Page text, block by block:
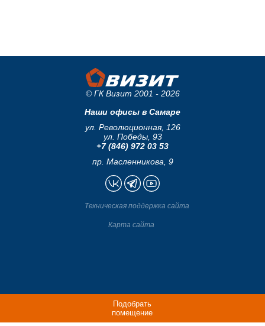
Подобрать
помещение
© ГК Визит 2001 - 2026
Наши офисы в Самаре
ул. Революционная, 126
ул. Победы, 93
+7 (846) 972 03 53
пр. Масленникова, 9
Техническая поддержка сайта
Карта сайта